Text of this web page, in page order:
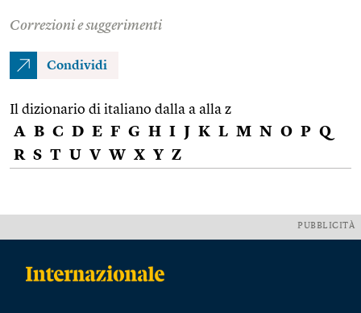
Correzioni e suggerimenti
Condividi
Il dizionario di italiano dalla a alla z
A B C D E F G H I J K L M N O P Q
R S T U V W X Y Z
PUBBLICITÀ